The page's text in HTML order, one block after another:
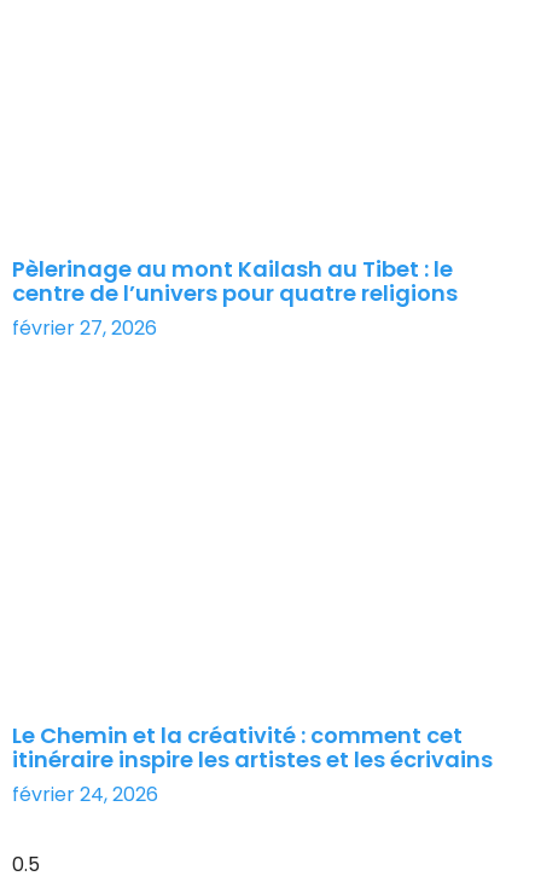
Pèlerinage au mont Kailash au Tibet : le
centre de l’univers pour quatre religions
février 27, 2026
Le Chemin et la créativité : comment cet
itinéraire inspire les artistes et les écrivains
février 24, 2026